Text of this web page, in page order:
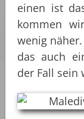
einen ist
kommen
wenig
das auch
der Fall sein